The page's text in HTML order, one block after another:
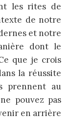
les rites de
de notre
et notre
dont le
que je crois
la réussite
prennent au
pouvez pas
en arrière